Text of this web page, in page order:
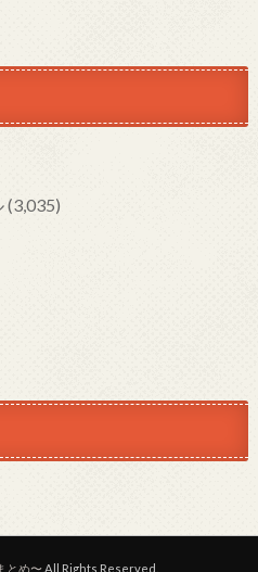
(3,035)
とめ〜.All Rights Reserved.